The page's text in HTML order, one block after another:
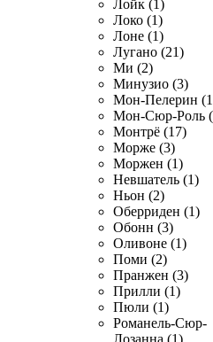
Лойк (1)
Локо (1)
Лоне (1)
Лугано (21)
Ми (2)
Минузио (3)
Мон-Пелерин
Мон-Сюр-Роль
Монтрё (17)
Морже (3)
Моржен (1)
Невшатель (1)
Ньон (2)
Оберриден (1)
Обонн (3)
Оливоне (1)
Поми (2)
Пранжен (3)
Прилли (1)
Пюли (1)
Романель-Сюр-
Лозанна (1)